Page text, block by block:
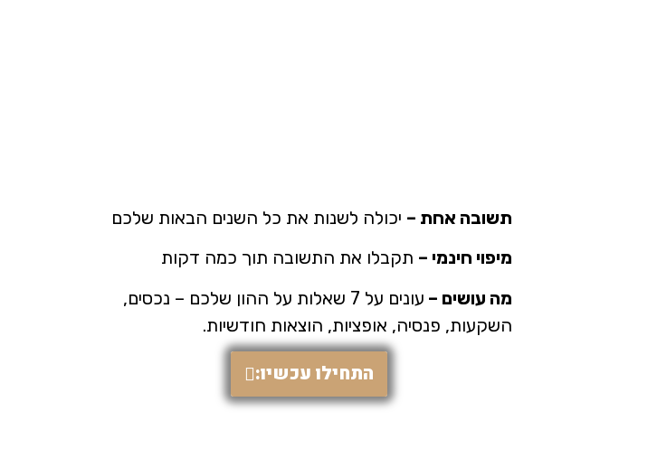
תשובה אחת – יכולה לשנות את כל השנים הבאות שלכם
מיפוי חינמי – תקבלו את התשובה תוך כמה דקות
מה עושים –
עונים על 7 שאלות על ההון שלכם – נכסים,
השקעות, פנסיה, אופציות, הוצאות חודשיות.
התחילו עכשיו: